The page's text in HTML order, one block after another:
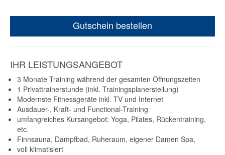
Gutschein bestellen
IHR LEISTUNGSANGEBOT
3 Monate Training während der gesamten Öffnungszeiten
1 Privattrainerstunde (inkl. Trainingsplanerstellung)
Modernste Fitnessgeräte inkl. TV und Internet
Ausdauer-, Kraft- und Functional-Training
umfangreiches Kursangebot: Yoga, Pilates, Rückentraining,
etc.
Finnsauna, Dampfbad, Ruheraum, eigener Damen Spa,
voll klimatisiert